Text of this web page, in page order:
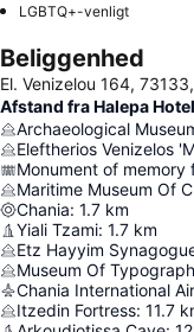
LGBTQ+-venligt
Beliggenhed
El. Venizelou 164,
Afstand fra Halepa Hotel
Archaeological
Eleftherios Venizelos
Monument of memory
Maritime Museum Of
Chania: 1.7 km
Yiali Tzami: 1.7 km
Etz Hayyim
Museum Of
Chania International
Itzedin Fortress: 11.7